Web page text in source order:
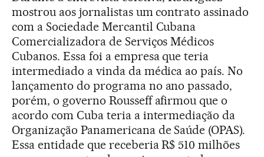
mostrou aos jornalistas um contrato assinado
com a Sociedade Mercantil Cubana
Comercializadora de Serviços Médicos
Cubanos. Essa foi a empresa que teria
intermediado a vinda da médica ao país. No
lançamento do programa no ano passado,
porém, o governo Rousseff afirmou que o
acordo com Cuba teria a intermediação da
Organização Panamericana de Saúde (OPAS).
Essa entidade que receberia R$ 510 milhões